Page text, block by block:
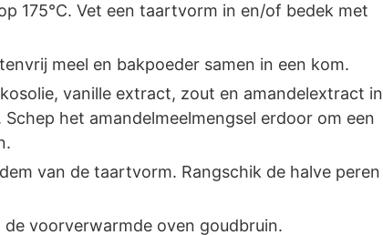
175°C. Vet een taartvorm in en/of bedek met
meel en bakpoeder samen in een kom.
vanille extract, zout en amandelextract in
het amandelmeelmengsel erdoor om een
van de taartvorm. Rangschik de halve peren
voorverwarmde oven goudbruin.